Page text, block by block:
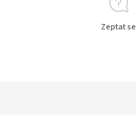
Zeptat se